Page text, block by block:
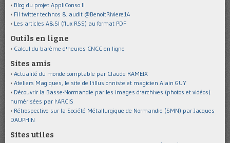
Blog du projet AppliConso II
Fil twitter technos & audit @BenoitRiviere14
Les articles A&SI (flux RSS) au format PDF
Outils en ligne
Calcul du barème d'heures CNCC en ligne
Sites amis
Actualité du monde comptable par Claude RAMEIX
Ateliers Magiques, le site de l'illusionniste et magicien Alain GUY
Découvrir la Basse-Normandie par les images d'archives (photos et vidéos)
numérisées par l'ARCIS
Rétrospective sur la Société Métallurgique de Normandie (SMN) par Jacques
DAUPHIN
Sites utiles